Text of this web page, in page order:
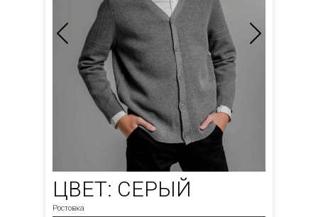
ЦВЕТ: СЕРЫЙ
Ростовка